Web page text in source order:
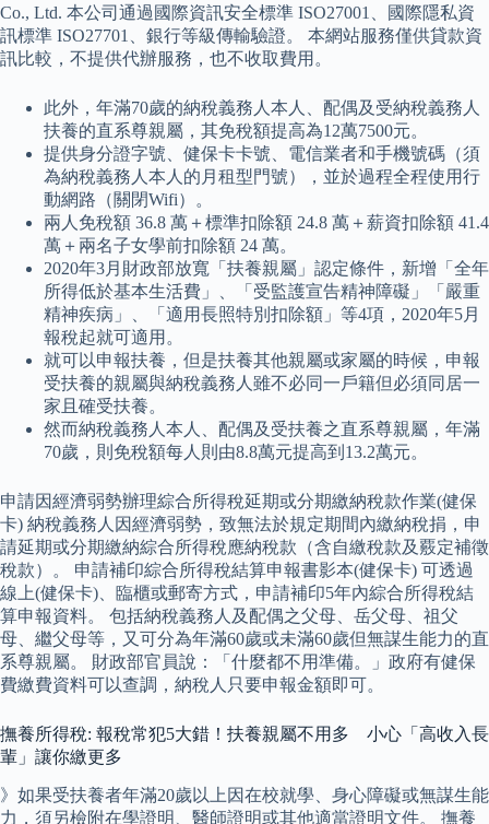
Co., Ltd. 本公司通過國際資訊安全標準 ISO27001、國際隱私資
訊標準 ISO27701、銀行等級傳輸驗證。 本網站服務僅供貸款資
訊比較，不提供代辦服務，也不收取費用。
此外，年滿70歲的納稅義務人本人、配偶及受納稅義務人
扶養的直系尊親屬，其免稅額提高為12萬7500元。
提供身分證字號、健保卡卡號、電信業者和手機號碼（須
為納稅義務人本人的月租型門號），並於過程全程使用行
動網路（關閉Wifi）。
兩人免稅額 36.8 萬＋標準扣除額 24.8 萬＋薪資扣除額 41.4
萬＋兩名子女學前扣除額 24 萬。
2020年3月財政部放寬「扶養親屬」認定條件，新增「全年
所得低於基本生活費」、「受監護宣告精神障礙」「嚴重
精神疾病」、「適用長照特別扣除額」等4項，2020年5月
報稅起就可適用。
就可以申報扶養，但是扶養其他親屬或家屬的時候，申報
受扶養的親屬與納稅義務人雖不必同一戶籍但必須同居一
家且確受扶養。
然而納稅義務人本人、配偶及受扶養之直系尊親屬，年滿
70歲，則免稅額每人則由8.8萬元提高到13.2萬元。
申請因經濟弱勢辦理綜合所得稅延期或分期繳納稅款作業(健保
卡) 納稅義務人因經濟弱勢，致無法於規定期間內繳納稅捐，申
請延期或分期繳納綜合所得稅應納稅款（含自繳稅款及覈定補徵
稅款）。 申請補印綜合所得稅結算申報書影本(健保卡) 可透過
線上(健保卡)、臨櫃或郵寄方式，申請補印5年內綜合所得稅結
算申報資料。 包括納稅義務人及配偶之父母、岳父母、祖父
母、繼父母等，又可分為年滿60歲或未滿60歲但無謀生能力的直
系尊親屬。 財政部官員說：「什麼都不用準備。」政府有健保
費繳費資料可以查調，納稅人只要申報金額即可。
撫養所得稅: 報稅常犯5大錯！扶養親屬不用多 小心「高收入長
輩」讓你繳更多
》如果受扶養者年滿20歲以上因在校就學、身心障礙或無謀生能
力，須另檢附在學證明、醫師證明或其他適當證明文件。 撫養